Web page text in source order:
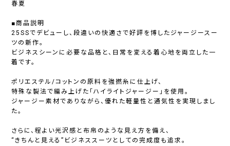
春夏
■商品説明
25SSでデビューし、段違いの快適さで好評を博したジャージースー
ツの新作。
ビジネスシーンに必要な品格と、日常を変える着心地を両立した一
着です。
ポリエステル/コットンの原料を強撚糸に仕上げ、
特殊な製法で編み上げた「ハイライトジャージー」を使用。
ジャージー素材でありながら、優れた軽量性と通気性を実現しまし
た。
さらに、程よい光沢感と布帛のような見え方を備え、
“きちんと見える”ビジネススーツとしての完成度も追求。